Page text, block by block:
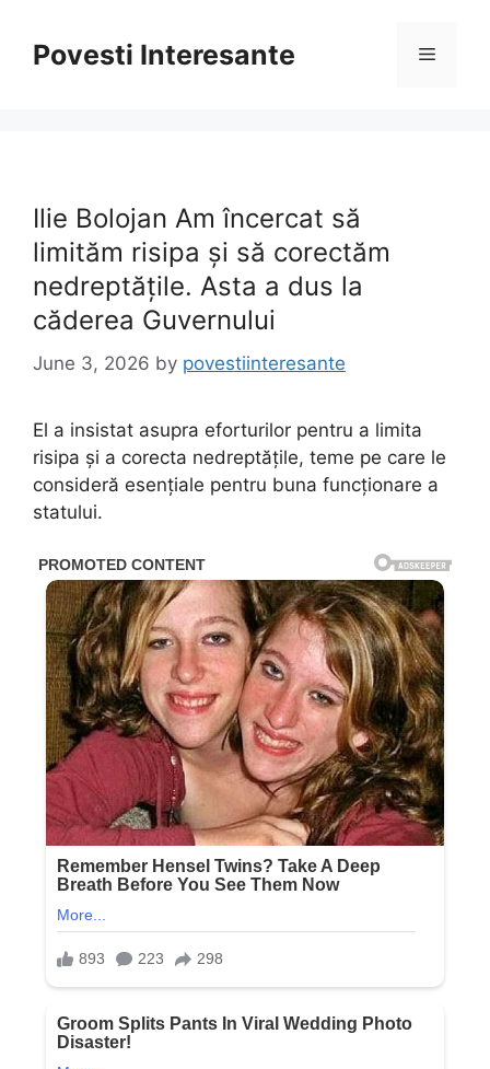
contentPovesti Interesante Menu
Ilie Bolojan Am încercat să
limităm risipa și să corectăm
nedreptățile. Asta a dus la
căderea Guvernului
June 3, 2026 by povestiinteresante
El a insistat asupra eforturilor pentru a limita
risipa și a corecta nedreptățile, teme pe care le
consideră esențiale pentru buna funcționare a
statului.